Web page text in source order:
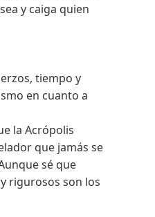
y caiga quien
tiempo y
en cuanto a
la Acrópolis
que jamás se
sé que
rigurosos son los